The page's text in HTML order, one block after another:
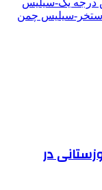
سیلیس چمن
در